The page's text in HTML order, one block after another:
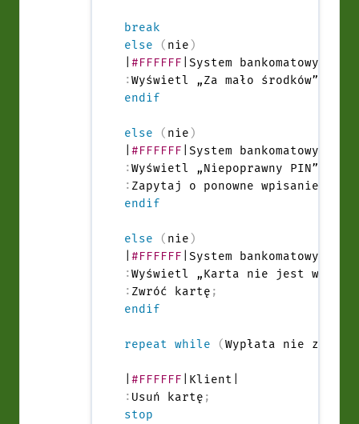
break
else
( nie )
#FFFFFF
:Wyświetl „Za mało środków”
endif
else ( nie )
#FFFFFF
:Wyświetl „Niepoprawny PIN”
: Zapytaj o ponowne wpisanie PIN
endif
else ( nie )
#FFFFFF
:Wyświetl „Karta nie jest ważna”
: Zwróć kartę ;
endif
repeat while (Wypłata nie
#FFFFFF
: Usuń kartę ;
stop